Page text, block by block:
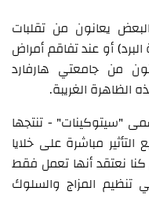
يعانون من تقلبات
أو عند تفاقم أمراض
من جامعتي هارفارد
الغريبة.
"سيتوكينات" - تنتجها
التأثير مباشرة على خلايا
نعتقد أنها تعمل فقط
تنظيم المزاج والسلوك